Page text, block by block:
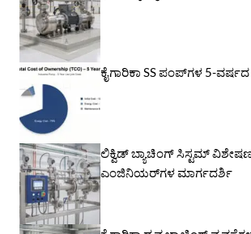
ಕೈಗಾರಿಕಾ SS ಪಂಪ್‌ಗಳ 5-ವರ್ಷದ
ಲಿಕ್ವಿಡ್ ಬ್ಯಾಚಿಂಗ್ ಸಿಸ್ಟಮ್
ಎಂಜಿನಿಯರ್‌ಗಳ ಮಾರ್ಗದರ್ಶಿ